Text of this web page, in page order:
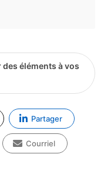
éléments à vos
Partager
Courriel